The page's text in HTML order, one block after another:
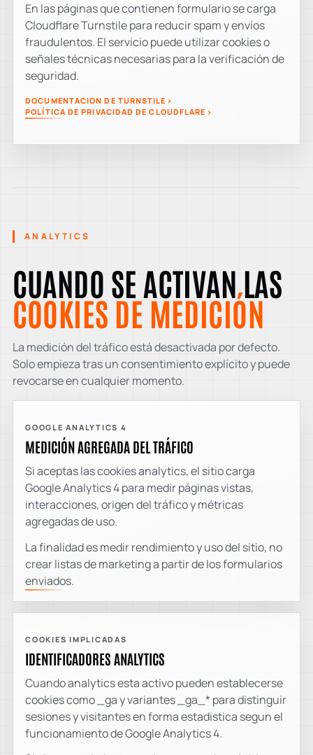
En las páginas que contienen formulario se carga
Cloudflare Turnstile para reducir spam y envíos
fraudulentos. El servicio puede utilizar cookies o
señales técnicas necesarias para la verificación de
seguridad.
DOCUMENTACION DE TURNSTILE
POLÍTICA DE PRIVACIDAD DE CLOUDFLARE
ANALYTICS
CUANDO SE ACTIVAN LAS
COOKIES DE MEDICIÓN
La medición del tráfico está desactivada por defecto.
Solo empieza tras un consentimiento explícito y puede
revocarse en cualquier momento.
GOOGLE ANALYTICS 4
MEDICIÓN AGREGADA DEL TRÁFICO
Si aceptas las cookies analytics, el sitio carga
Google Analytics 4 para medir páginas vistas,
interacciones, origen del tráfico y métricas
agregadas de uso.
La finalidad es medir rendimiento y uso del sitio, no
crear listas de marketing a partir de los formularios
enviados.
COOKIES IMPLICADAS
IDENTIFICADORES ANALYTICS
Cuando analytics esta activo pueden establecerse
cookies como _ga y variantes _ga_* para distinguir
sesiones y visitantes en forma estadistica segun el
funcionamiento de Google Analytics 4.